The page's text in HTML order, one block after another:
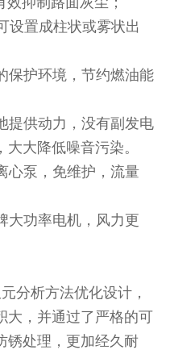
设置成柱状或雾状出
护环境，节约燃油能
供动力，没有副发电
大降低噪音污染。
心泵，免维护，流量
功率电机，风力更
分析方法优化设计，
大，并通过了严格的可
锈处理，更加经久耐